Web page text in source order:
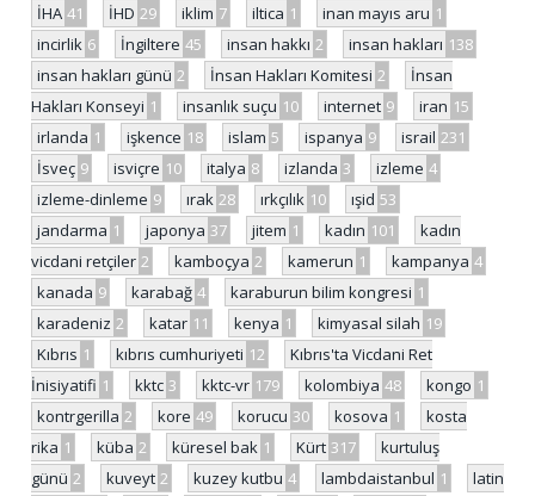
İHA 41 İHD 29 iklim 7 iltica 1 inan mayıs aru 1
incirlik 6 İngiltere 45 insan hakkı 2 insan hakları 138
insan hakları günü 2 İnsan Hakları Komitesi 2
İnsan
Hakları Konseyi 1 insanlık suçu 10 internet 9 iran 15
irlanda 1 işkence 18 islam 5 ispanya 9 israil 231
İsveç 9 isviçre 10 italya 8 izlanda 3 izleme 4
izleme-dinleme 9 ırak 28 ırkçılık 10 ışid 53
jandarma 1 japonya 37 jitem 1 kadın 101
kadın
vicdani retçiler 2 kamboçya 2 kamerun 1 kampanya 4
kanada 9 karabağ 4 karaburun bilim kongresi 1
karadeniz 2 katar 11 kenya 1 kimyasal silah 19
Kıbrıs 1 kıbrıs cumhuriyeti 12
Kıbrıs'ta Vicdani Ret
İnisiyatifi 1 kktc 3 kktc-vr 179 kolombiya 48 kongo 1
kontrgerilla 2 kore 49 korucu 30 kosova 1
kosta
rika 1 küba 2 küresel bak 1 Kürt 317
kurtuluş
günü 2 kuveyt 2 kuzey kutbu 4 lambdaistanbul 1
latin